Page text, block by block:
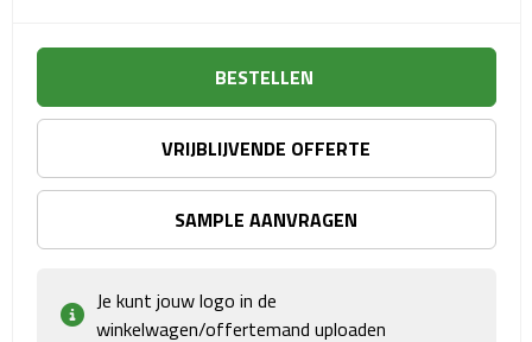
Matrozentassen
Reizen
Reisbekers
Opbergtasjes
BESTELLEN
VRIJBLIJVENDE OFFERTE
SAMPLE AANVRAGEN
Je kunt jouw logo in de
winkelwagen/offertemand uploaden